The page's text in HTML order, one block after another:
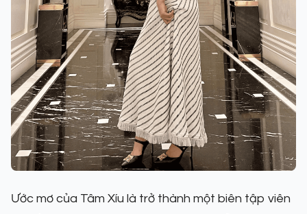
Ước mơ của Tâm Xíu là trở thành một biên tập viên